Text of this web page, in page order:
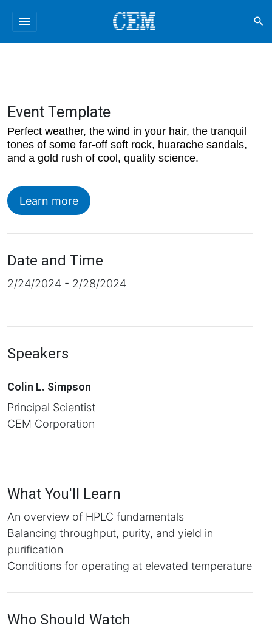
menu search
Event Template
Perfect weather, the wind in your hair, the tranquil
tones of some far-off soft rock, huarache sandals,
and a gold rush of cool, quality science.
Learn more
Date and Time
2/24/2024 - 2/28/2024
Speakers
Colin L. Simpson
Principal Scientist
CEM Corporation
What You'll Learn
An overview of HPLC fundamentals
Balancing throughput, purity, and yield in
purification
Conditions for operating at elevated temperature
Who Should Watch